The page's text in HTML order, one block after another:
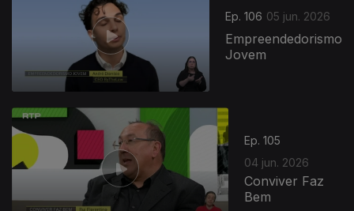
Ep. 106 05 jun. 2026
Empreendedorismo
Jovem
Ep. 105
04 jun. 2026
Conviver Faz
Bem